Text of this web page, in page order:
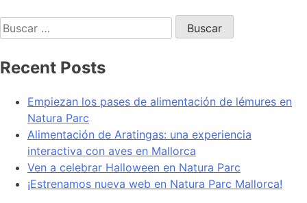
Recent Posts
Empiezan los pases de alimentación de lémures en
Natura Parc
Alimentación de Aratingas: una experiencia
interactiva con aves en Mallorca
Ven a celebrar Halloween en Natura Parc
¡Estrenamos nueva web en Natura Parc Mallorca!